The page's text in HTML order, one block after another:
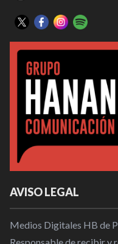
AVISO LEGAL
Medios Digitales HB de